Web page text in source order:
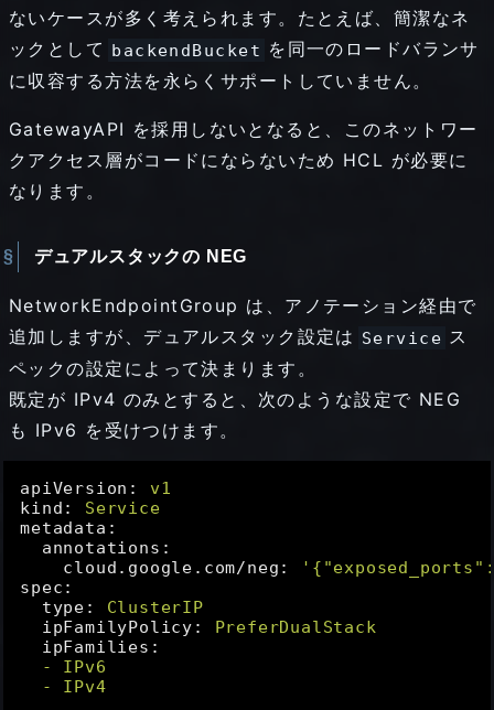
ないケースが多く考えられます。たとえば、簡潔なネ
ックとして backendBucket を同一のロードバランサ
に収容する方法を永らくサポートしていません。
GatewayAPI を採用しないとなると、このネットワー
クアクセス層がコードにならないため HCL が必要に
なります。
デュアルスタックの NEG
NetworkEndpointGroup は、アノテーション経由で
追加しますが、デュアルスタック設定は Service ス
ペックの設定によって決まります。
既定が IPv4 のみとすると、次のような設定で NEG
も IPv6 を受けつけます。
apiVersion:
v1
kind:
Service
metadata:
annotations:
cloud.google.com/neg:
spec:
type:
ClusterIP
ipFamilyPolicy:
PreferDualStack
ipFamilies:
-
IPv6
-
IPv4